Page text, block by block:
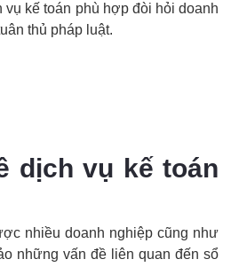
kế toán phù hợp đòi hỏi doanh
thủ pháp luật.
dịch vụ kế toán
nhiều doanh nghiệp cũng như
những vấn đề liên quan đến sổ